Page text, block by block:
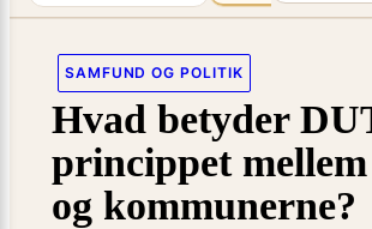
SAMFUND OG POLITIK
Hvad betyder
princippet mellem
og kommunerne?